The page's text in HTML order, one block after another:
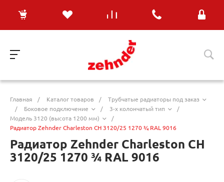
Главная / Каталог товаров /
Трубчатые радиаторы под заказ
/
Боковое подключение / 3-х колончатый тип
/
Модель 3120 (высота 1200 мм)
/
Радиатор Zehnder Charleston CH 3120/25 1270 ¾ RAL 9016
Радиатор Zehnder Charleston CH
3120/25 1270 ¾ RAL 9016